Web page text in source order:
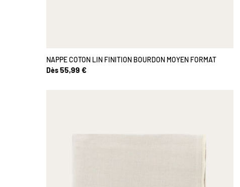
NAPPE COTON LIN FINITION BOURDON MOYEN FORMAT
Dès55,99 €